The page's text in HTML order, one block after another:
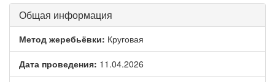
Общая информация
Метод жеребьёвки: Круговая
Дата проведения: 11.04.2026